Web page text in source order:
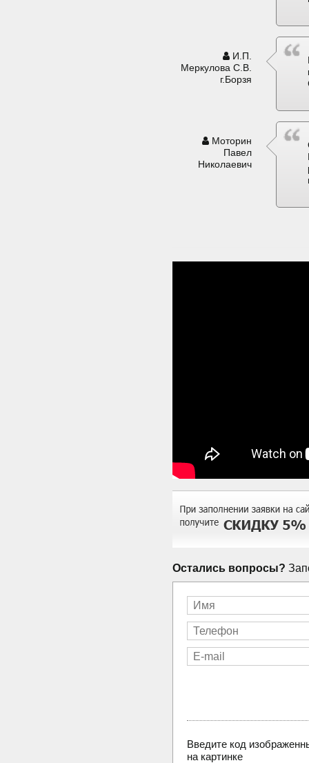
И.П.
Меркулова С.В.
г.Борзя
Моторин
Павел
Николаевич
Остались вопросы?
Введите код
на картинке